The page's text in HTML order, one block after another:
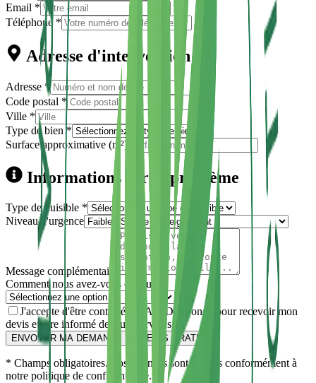
Email *
Téléphone *
Adresse d'intervention
Adresse *
Code postal *
Ville *
Type de bien *
Surface approximative (m²)
Informations sur le problème
Type de nuisible *
Niveau d'urgence
Message complémentaire
Comment nous avez-vous connu ?
J'accepte d'être contacté par AF3D Gironde pour recevoir mon
devis et être informé de leurs services. *
ENVOYER MA DEMANDE DE DEVIS GRATUIT
* Champs obligatoires. Vos données sont traitées conformément à
notre politique de confidentialité.